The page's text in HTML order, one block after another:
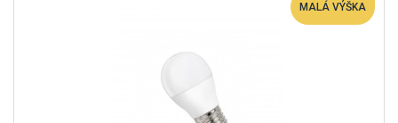
MALÁ VÝŠKA